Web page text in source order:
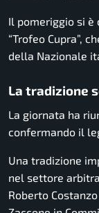
Il pomeriggio si è
“Trofeo Cupra”,
della Nazionale
La tradizione
La giornata ha
confermando il
Una tradizione
nel settore
Roberto